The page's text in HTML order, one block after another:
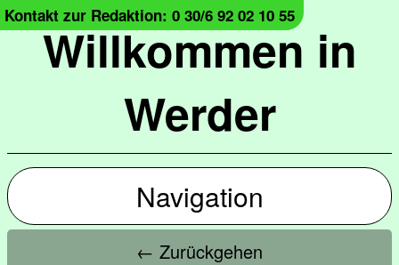
Willkommen in
Werder
Kontakt zur Redaktion: 0 30/6 92 02 10 55
Navigation
← Zurückgehen